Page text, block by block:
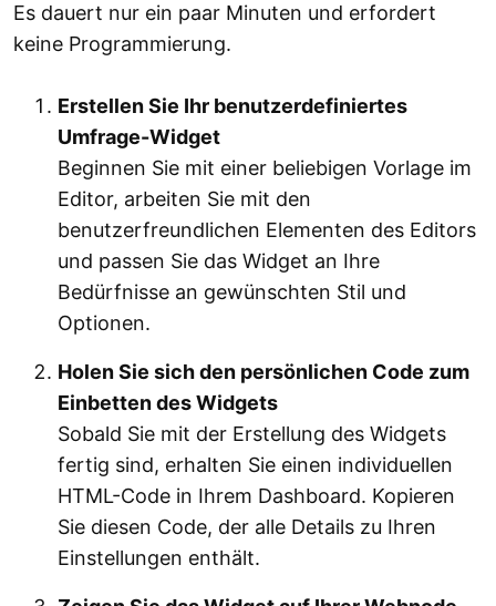
Es dauert nur ein paar Minuten und erfordert
keine Programmierung.
Erstellen Sie Ihr benutzerdefiniertes
Umfrage-Widget
Beginnen Sie mit einer beliebigen Vorlage im
Editor, arbeiten Sie mit den
benutzerfreundlichen Elementen des Editors
und passen Sie das Widget an Ihre
Bedürfnisse an gewünschten Stil und
Optionen.
Holen Sie sich den persönlichen Code zum
Einbetten des Widgets
Sobald Sie mit der Erstellung des Widgets
fertig sind, erhalten Sie einen individuellen
HTML-Code in Ihrem Dashboard. Kopieren
Sie diesen Code, der alle Details zu Ihren
Einstellungen enthält.